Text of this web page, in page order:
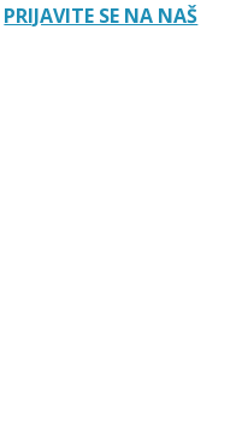
PRIJAVITE SE NA NAŠ